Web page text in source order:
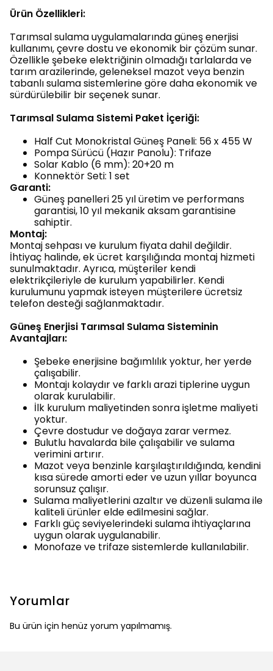
Ürün Özellikleri:
Tarımsal sulama uygulamalarında güneş enerjisi
kullanımı, çevre dostu ve ekonomik bir çözüm sunar.
Özellikle şebeke elektriğinin olmadığı tarlalarda ve
tarım arazilerinde, geleneksel mazot veya benzin
tabanlı sulama sistemlerine göre daha ekonomik ve
sürdürülebilir bir seçenek sunar.
Tarımsal Sulama Sistemi Paket İçeriği:
Half Cut Monokristal Güneş Paneli: 56 x 455 W
Pompa Sürücü (Hazır Panolu): Trifaze
Solar Kablo (6 mm): 20+20 m
Konnektör Seti: 1 set
Garanti:
Güneş panelleri 25 yıl üretim ve performans
garantisi, 10 yıl mekanik aksam garantisine
sahiptir.
Montaj:
Montaj sehpası ve kurulum fiyata dahil değildir.
İhtiyaç halinde, ek ücret karşılığında montaj hizmeti
sunulmaktadır. Ayrıca, müşteriler kendi
elektrikçileriyle de kurulum yapabilirler. Kendi
kurulumunu yapmak isteyen müşterilere ücretsiz
telefon desteği sağlanmaktadır.
Güneş Enerjisi Tarımsal Sulama Sisteminin
Avantajları:
Şebeke enerjisine bağımlılık yoktur, her yerde
çalışabilir.
Montajı kolaydır ve farklı arazi tiplerine uygun
olarak kurulabilir.
İlk kurulum maliyetinden sonra işletme maliyeti
yoktur.
Çevre dostudur ve doğaya zarar vermez.
Bulutlu havalarda bile çalışabilir ve sulama
verimini artırır.
Mazot veya benzinle karşılaştırıldığında, kendini
kısa sürede amorti eder ve uzun yıllar boyunca
sorunsuz çalışır.
Sulama maliyetlerini azaltır ve düzenli sulama ile
kaliteli ürünler elde edilmesini sağlar.
Farklı güç seviyelerindeki sulama ihtiyaçlarına
uygun olarak uygulanabilir.
Monofaze ve trifaze sistemlerde kullanılabilir.
Yorumlar
Bu ürün için henüz yorum yapılmamış.